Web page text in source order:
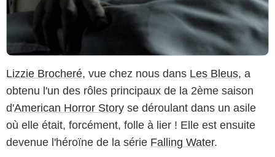
Lizzie Brocheré, vue chez nous dans Les Bleus, a
obtenu l'un des rôles principaux de la 2ème saison
d'American Horror Story se déroulant dans un asile
où elle était, forcément, folle à lier ! Elle est ensuite
devenue l'héroïne de la série Falling Water.